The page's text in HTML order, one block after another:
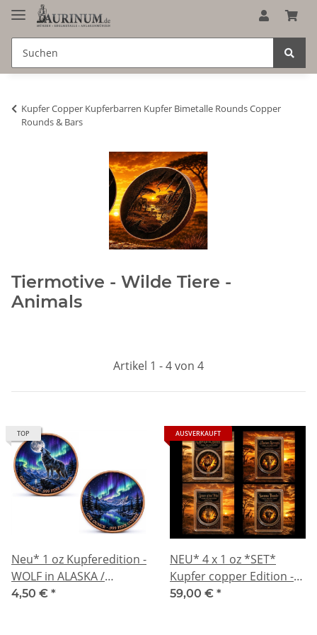
Kupfer Copper Kupferbarren Kupfer Bimetalle Rounds Copper
Rounds & Bars
Tiermotive - Wilde Tiere -
Animals
Artikel 1 - 4 von 4
TOP
Neu* 1 oz Kupferedition -
WOLF in ALASKA /
Polarlichter - Aurora
4,50 € *
AUSVERKAUFT
NEU* 4 x 1 oz *SET*
Kupfer copper Edition -
LÖWE ELEFANT GAZELLE
59,00 € *